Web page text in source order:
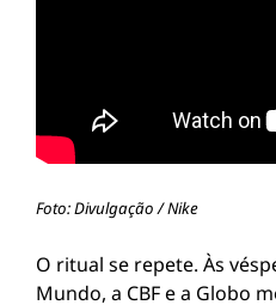
Foto: Divulgação / Nike
O ritual se repete. Às
Mundo, a CBF e a Globo